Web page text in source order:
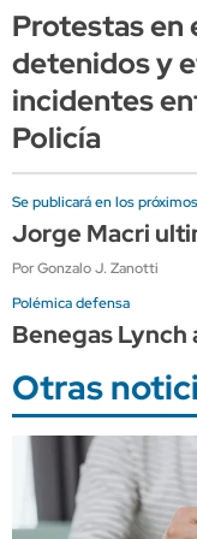
Protestas en
detenidos y
incidentes
Policía
Se publicará en los
Jorge Macri
Por Gonzalo J. Zanotti
Polémica defensa
Benegas
Otras